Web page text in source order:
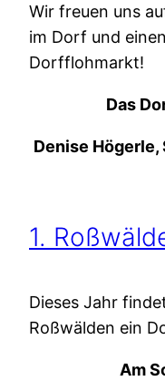
Wir freuen uns
im Dorf und
Dorfflohmarkt!
Das
Denise Högerle,
1.
Dieses Jahr
Roßwälden ein
Am